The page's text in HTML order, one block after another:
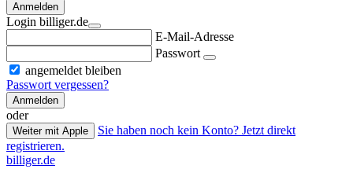
Anmelden
Login billiger.de
E-Mail-Adresse
Passwort
angemeldet bleiben
Passwort vergessen?
Anmelden
oder
Weiter mit Apple
Sie haben noch kein Konto? Jetzt direkt
registrieren.
billiger.de